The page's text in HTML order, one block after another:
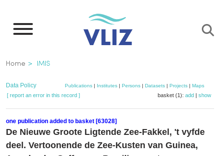
main
Breadcrumb
Home IMIS
Data Policy Publications | Institutes | Persons | Datasets | Projects | Maps
[ report an error in this record ] basket (1): add | show
one publication added to basket [63028]
De Nieuwe Groote Ligtende Zee-Fakkel, 't vyfde
deel. Vertoonende de Zee-Kusten van Guinea,